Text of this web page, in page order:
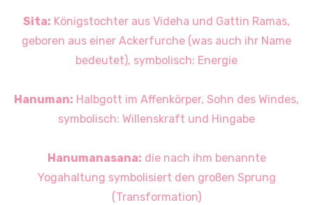
Sita: Königstochter aus Videha und Gattin Ramas,
geboren aus einer Ackerfurche (was auch ihr Name
bedeutet), symbolisch: Energie
Hanuman: Halbgott im Affenkörper, Sohn des Windes,
symbolisch: Willenskraft und Hingabe
Hanumanasana: die nach ihm benannte
Yogahaltung symbolisiert den großen Sprung
(Transformation)